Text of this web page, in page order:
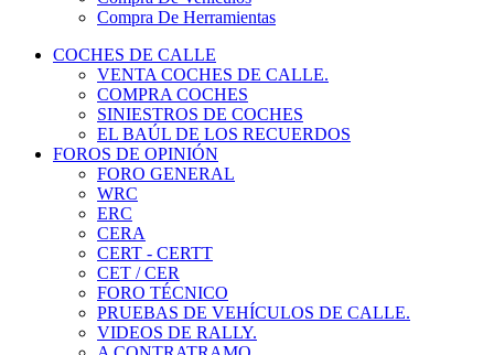
COCHES DE CALLE
VENTA COCHES DE CALLE.
COMPRA COCHES
SINIESTROS DE COCHES
EL BAÚL DE LOS RECUERDOS
FOROS DE OPINIÓN
FORO GENERAL
WRC
ERC
CERA
CERT - CERTT
CET / CER
FORO TÉCNICO
PRUEBAS DE VEHÍCULOS DE CALLE.
VIDEOS DE RALLY.
A CONTRATRAMO
TIENDA ONLINE